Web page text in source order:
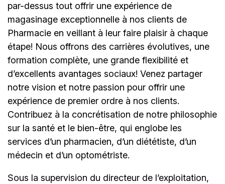
par-dessus tout offrir une expérience de
magasinage exceptionnelle à nos clients de
Pharmacie en veillant à leur faire plaisir à chaque
étape! Nous offrons des carrières évolutives, une
formation complète, une grande flexibilité et
d’excellents avantages sociaux! Venez partager
notre vision et notre passion pour offrir une
expérience de premier ordre à nos clients.
Contribuez à la concrétisation de notre philosophie
sur la santé et le bien-être, qui englobe les
services d’un pharmacien, d’un diététiste, d’un
médecin et d’un optométriste.
Sous la supervision du directeur de l’exploitation,